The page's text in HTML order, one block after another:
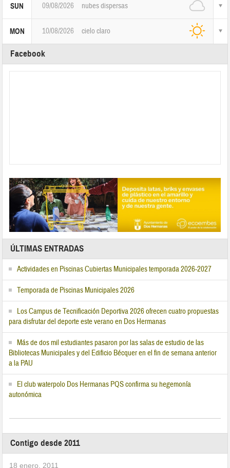
SUN 09/08/2026 nubes dispersas
MON 10/08/2026 cielo claro
Facebook
ÚLTIMAS ENTRADAS
Actividades en Piscinas Cubiertas Municipales temporada 2026-2027
Temporada de Piscinas Municipales 2026
Los Campus de Tecnificación Deportiva 2026 ofrecen cuatro propuestas
para disfrutar del deporte este verano en Dos Hermanas
Más de dos mil estudiantes pasaron por las salas de estudio de las
Bibliotecas Municipales y del Edificio Bécquer en el fin de semana anterior
a la PAU
El club waterpolo Dos Hermanas PQS confirma su hegemonía
autonómica
Contigo desde 2011
18 enero, 2011